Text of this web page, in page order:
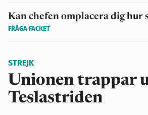
Kan chefen omplacera dig hur
FRÅGA FACKET
STREJK
Unionen trappar
Teslastriden